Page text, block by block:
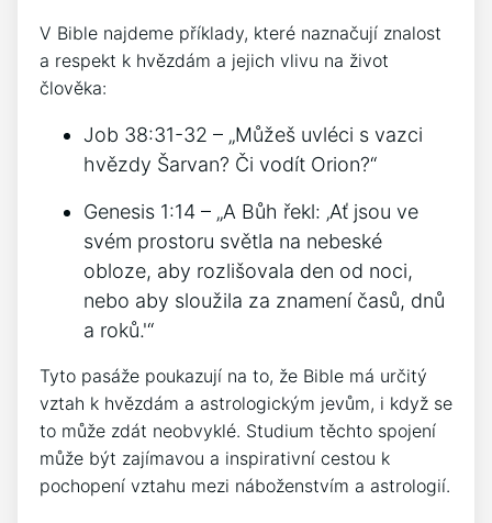
V Bible najdeme příklady, které naznačují znalost
a respekt k hvězdám a jejich vlivu na život
člověka:
Job 38:31-32 – „Můžeš uvléci s vazci
hvězdy Šarvan? Či vodít Orion?“
Genesis 1:14 – „A Bůh řekl: ‚Ať jsou ve
svém prostoru světla na nebeské
obloze, aby rozlišovala den od noci,
nebo aby sloužila za znamení časů, dnů
a roků.'“
Tyto pasáže poukazují na to, že Bible má určitý
vztah k hvězdám a astrologickým jevům, i když se
to může zdát neobvyklé. Studium těchto spojení
může být zajímavou a inspirativní cestou k
pochopení vztahu mezi náboženstvím a astrologií.